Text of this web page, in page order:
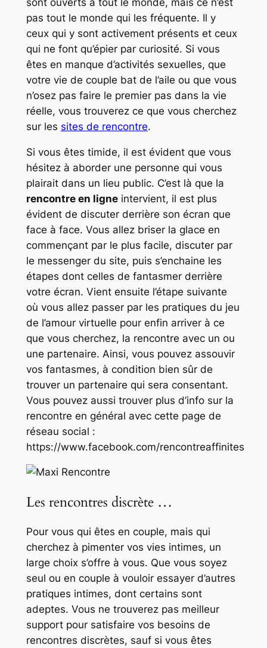
pas tout le monde qui les fréquente. Il y
ceux qui y sont activement présents et ceux
qui ne font qu’épier par curiosité. Si vous
êtes en manque d’activités sexuelles, que
votre vie de couple bat de l’aile ou que vous
n’osez pas faire le premier pas dans la vie
réelle, vous trouverez ce que vous cherchez
sur les sites de rencontre.
Si vous êtes timide, il est évident que vous
hésitez à aborder une personne qui vous
plairait dans un lieu public. C’est là que la
rencontre en ligneintervient, il est plus
évident de discuter derrière son écran que
face à face. Vous allez briser la glace en
commençant par le plus facile, discuter par
le messenger du site, puis s’enchaine les
étapes dont celles de fantasmer derrière
votre écran. Vient ensuite l’étape suivante
où vous allez passer par les pratiques du jeu
de l’amour virtuelle pour enfin arriver à ce
que vous cherchez, la rencontre avec un ou
une partenaire. Ainsi, vous pouvez assouvir
vos fantasmes, à condition bien sûr de
trouver un partenaire qui sera consentant.
Vous pouvez aussi trouver plus d’info sur la
rencontre en général avec cette page de
réseau social :
https://www.facebook.com/rencontreaffinites
Les rencontres discrète …
Pour vous qui êtes en couple, mais qui
cherchez à pimenter vos vies intimes, un
large choix s’offre à vous. Que vous soyez
seul ou en couple à vouloir essayer d’autres
pratiques intimes, dont certains sont
adeptes. Vous ne trouverez pas meilleur
support pour satisfaire vos besoins de
rencontres discrètes, sauf si vous êtes